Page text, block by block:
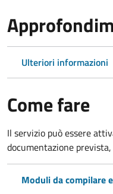
Ulteriori informazioni
Come fare
Il servizio può essere
documentazione
Moduli da compilare